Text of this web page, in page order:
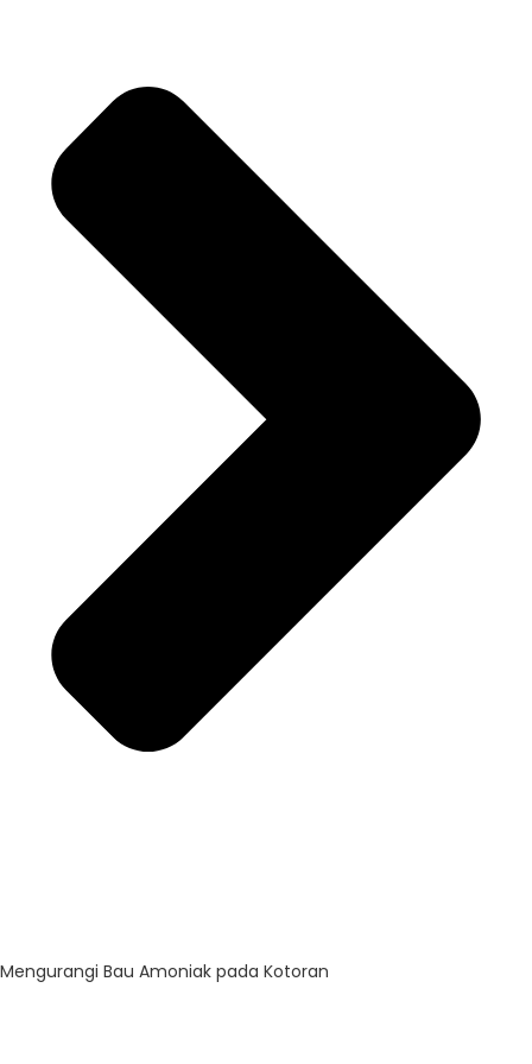
Mengurangi Bau Amoniak pada Kotoran